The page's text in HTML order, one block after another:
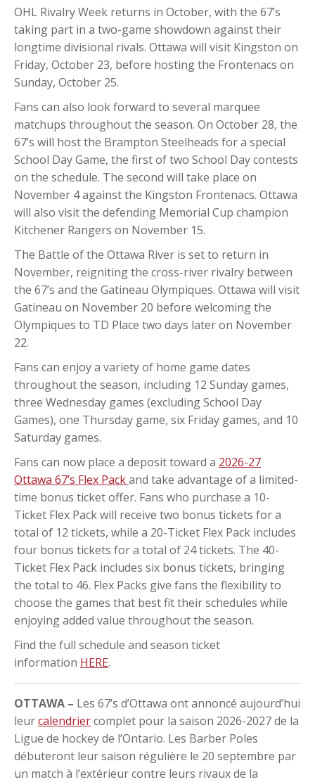
OHL Rivalry Week returns in October, with the 67’s
taking part in a two-game showdown against their
longtime divisional rivals. Ottawa will visit Kingston on
Friday, October 23, before hosting the Frontenacs on
Sunday, October 25.
Fans can also look forward to several marquee
matchups throughout the season. On October 28, the
67’s will host the Brampton Steelheads for a special
School Day Game, the first of two School Day contests
on the schedule. The second will take place on
November 4 against the Kingston Frontenacs. Ottawa
will also visit the defending Memorial Cup champion
Kitchener Rangers on November 15.
The Battle of the Ottawa River is set to return in
November, reigniting the cross-river rivalry between
the 67’s and the Gatineau Olympiques. Ottawa will visit
Gatineau on November 20 before welcoming the
Olympiques to TD Place two days later on November
22.
Fans can enjoy a variety of home game dates
throughout the season, including 12 Sunday games,
three Wednesday games (excluding School Day
Games), one Thursday game, six Friday games, and 10
Saturday games.
Fans can now place a deposit toward a 2026-27
Ottawa 67’s Flex Packand take advantage of a limited-
time bonus ticket offer. Fans who purchase a 10-
Ticket Flex Pack will receive two bonus tickets for a
total of 12 tickets, while a 20-Ticket Flex Pack includes
four bonus tickets for a total of 24 tickets. The 40-
Ticket Flex Pack includes six bonus tickets, bringing
the total to 46. Flex Packs give fans the flexibility to
choose the games that best fit their schedules while
enjoying added value throughout the season.
Find the full schedule and season ticket
information HERE.
OTTAWA – Les 67’s d’Ottawa ont annoncé aujourd’hui
leurcalendriercomplet pour la saison 2026-2027 de la
Ligue de hockey de l’Ontario. Les Barber Poles
débuteront leur saison régulière le 20 septembre par
un match à l’extérieur contre leurs rivaux de la